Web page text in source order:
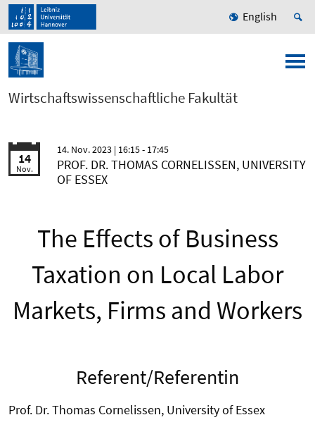
English
Wirtschaftswissenschaftliche Fakultät
14
Nov.
14. Nov. 2023 | 16:15 - 17:45
PROF. DR. THOMAS CORNELISSEN, UNIVERSITY
OF ESSEX
The Effects of Business
Taxation on Local Labor
Markets, Firms and Workers
Referent/Referentin
Prof. Dr. Thomas Cornelissen, University of Essex